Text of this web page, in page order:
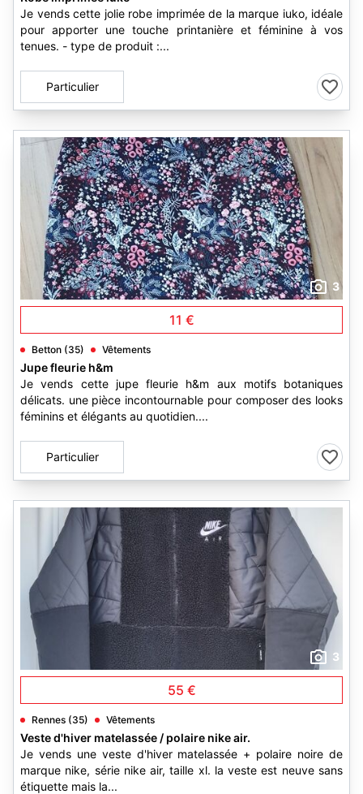
Je vends cette jolie robe imprimée de la marque iuko, idéale
pour apporter une touche printanière et féminine à vos
tenues. - type de produit :...
Particulier
3
11 €
Betton (35) Vêtements
Jupe fleurie h&m
Je vends cette jupe fleurie h&m aux motifs botaniques
délicats. une pièce incontournable pour composer des looks
féminins et élégants au quotidien....
Particulier
3
55 €
Rennes (35) Vêtements
Veste d'hiver matelassée / polaire nike air.
Je vends une veste d'hiver matelassée + polaire noire de
marque nike, série nike air, taille xl. la veste est neuve sans
étiquette mais la...